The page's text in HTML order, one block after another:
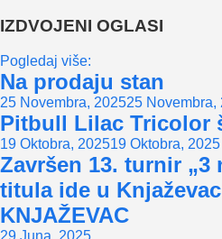
IZDVOJENI OGLASI
Pogledaj više:
Na prodaju stan
25 Novembra, 202525 Novembra,
Pitbull Lilac Tricolor
19 Oktobra, 202519 Oktobra, 2025
Završen 13. turnir „3
titula ide u
KNJAŽEVAC
29 Juna, 2025